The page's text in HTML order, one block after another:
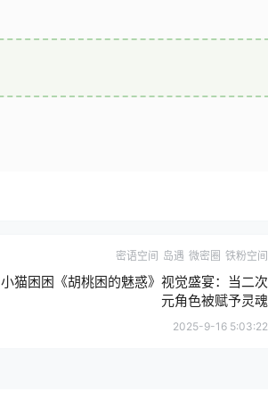
密语空间 岛遇 微密圈 铁粉空间
小猫困困《胡桃困的魅惑》视觉盛宴：当二次
元角色被赋予灵魂
2025-9-16 5:03:22